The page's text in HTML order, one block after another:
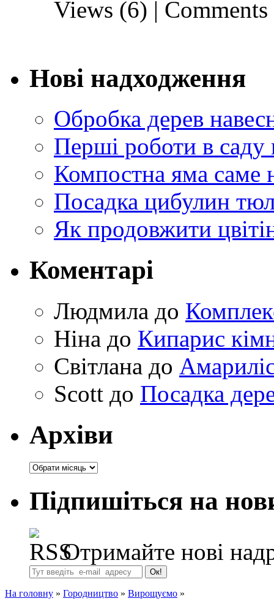
Views (6) |
Нові надходження
Обробка дерев
Перші роботи в саду
Компостна яма саме
Посадка цибулин
Як продовжити
Коментарі
Людмила до
Ніна до Кипарис
Світлана до
Scott до Посадка
Архіви
Архіви
Підпишіться на
Отримайте нові
На головну » Городництво » Вирощуємо »